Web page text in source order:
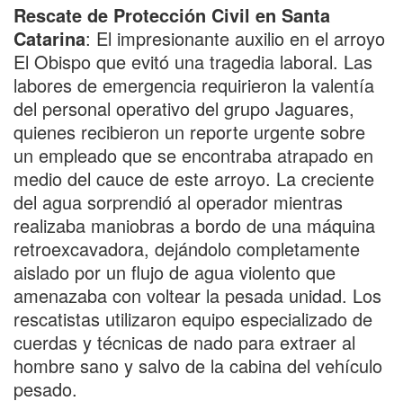
Rescate de Protección Civil en Santa
Catarina: El impresionante auxilio en el arroyo
El Obispo que evitó una tragedia laboral. Las
labores de emergencia requirieron la valentía
del personal operativo del grupo Jaguares,
quienes recibieron un reporte urgente sobre
un empleado que se encontraba atrapado en
medio del cauce de este arroyo. La creciente
del agua sorprendió al operador mientras
realizaba maniobras a bordo de una máquina
retroexcavadora, dejándolo completamente
aislado por un flujo de agua violento que
amenazaba con voltear la pesada unidad. Los
rescatistas utilizaron equipo especializado de
cuerdas y técnicas de nado para extraer al
hombre sano y salvo de la cabina del vehículo
pesado.